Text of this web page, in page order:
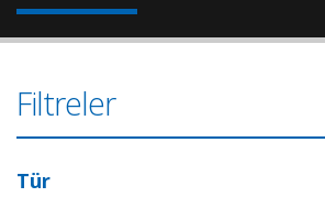
Filtreler
Tür